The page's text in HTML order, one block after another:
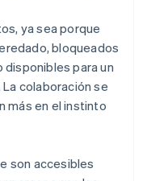
ya sea porque
bloqueados
para un
colaboración se
más en el instinto
son accesibles